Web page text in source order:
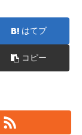
はてブ
コピー